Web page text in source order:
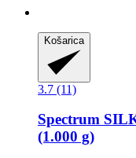
Košarica
3.7 (11)
Spectrum
(1.000 g)